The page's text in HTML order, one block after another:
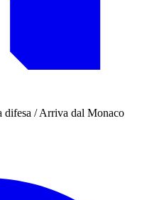
difesa / Arriva dal Monaco